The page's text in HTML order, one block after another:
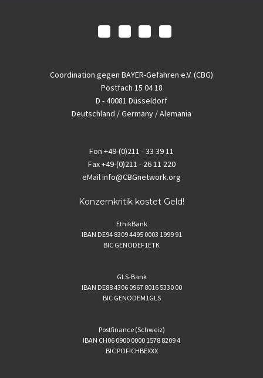
Coordination gegen BAYER-Gefahren e.V. (CBG)
Postfach 15 04 18
D - 40081 Düsseldorf
Deutschland / Germany / Alemania
Fon +49-(0)211 - 33 39 11
Fax+49-(0)211 - 26 11 220
eMailinfo@CBGnetwork.org
Konzernkritik kostet Geld!
EthikBank
IBAN DE94 8309 4495 0003 1999 91
BIC GENODEF1ETK
GLS-Bank
IBAN DE88 4306 0967 8016 5330 00
BIC GENODEM1GLS
Postfinance (Schweiz)
IBAN CH06 0900 0000 1578 8209 4
BIC POFICHBEXXX